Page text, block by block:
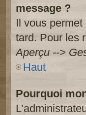
message ?
Il vous
tard. Pour les
Aperçu -->
Haut
Pourquoi